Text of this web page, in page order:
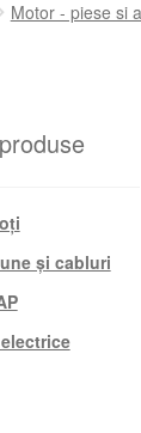
Motor - piese si
și cabluri